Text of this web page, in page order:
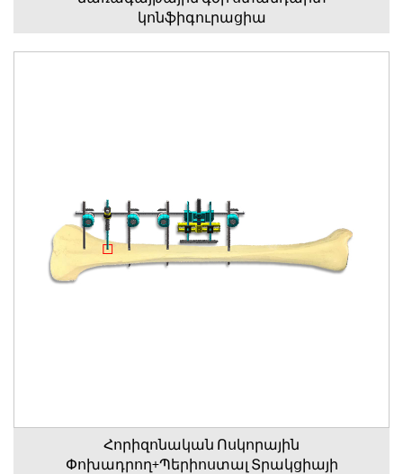
կոնֆիգուրացիա
Հորիզոնական Ոսկորային
Փոխադրող+Պերիոստալ Տրակցիայի